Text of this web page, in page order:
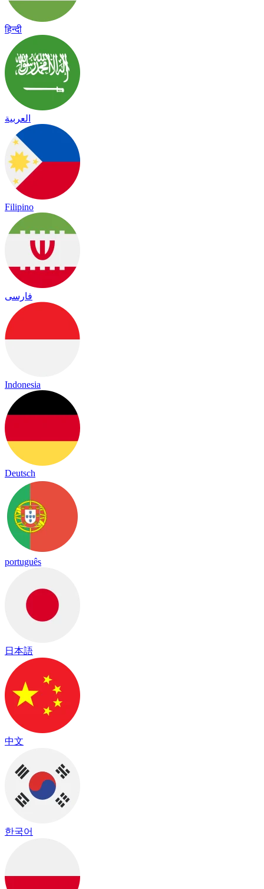
हिन्दी
العربية
Filipino
فارسی
Indonesia
Deutsch
português
日本語
中文
한국어